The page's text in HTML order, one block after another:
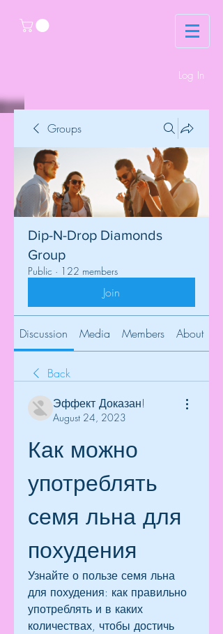
Log In
Groups
Dip-N-Drop Diamonds
Group
Public · 122 members
Join
Discussion Media Members About
Back
Эффект Доказан!
August 24, 2023
Как можно
употреблять
семя льна для
похудения
Узнайте о пользе семя льна
для похудения: как правильно
употреблять и в каких
количествах, чтобы достичь